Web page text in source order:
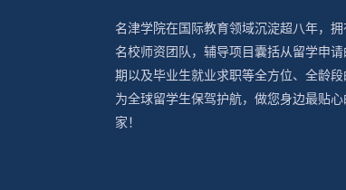
名津学院在国际教育领域沉淀超八年，
名校师资团队，辅导项目囊括从留学申
期以及毕业生就业求职等全方位、全龄段
为全球留学生保驾护航，做您身边最贴
家！